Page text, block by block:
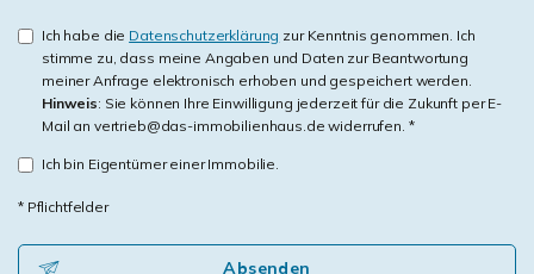
Ich habe die Datenschutzerklärung zur Kenntnis genommen. Ich
stimme zu, dass meine Angaben und Daten zur Beantwortung
meiner Anfrage elektronisch erhoben und gespeichert werden.
Hinweis: Sie können Ihre Einwilligung jederzeit für die Zukunft per E-
Mail an vertrieb@das-immobilienhaus.de widerrufen. *
Ich bin Eigentümer einer Immobilie.
* Pflichtfelder
Absenden